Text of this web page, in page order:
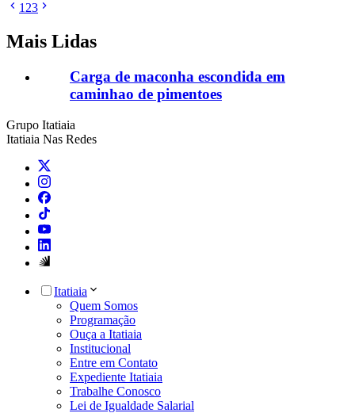
1 23
Mais Lidas
Carga de maconha escondida em
caminhao de pimentoes
Grupo Itatiaia
Itatiaia Nas Redes
Itatiaia
Quem Somos
Programação
Ouça a Itatiaia
Institucional
Entre em Contato
Expediente Itatiaia
Trabalhe Conosco
Lei de Igualdade Salarial